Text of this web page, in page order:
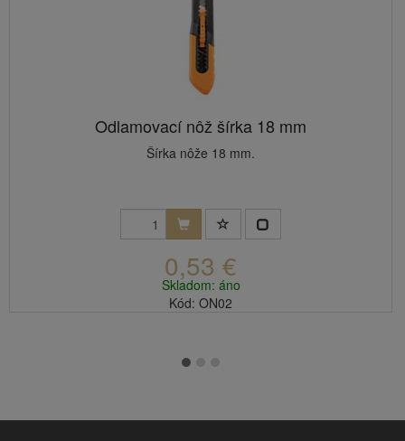
Odlamovací nôž šírka 18 mm
Šírka nôže 18 mm.
0,53 €
Skladom: áno
Kód: ON02